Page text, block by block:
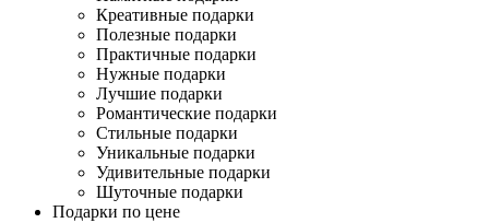
Креативные подарки
Полезные подарки
Практичные подарки
Нужные подарки
Лучшие подарки
Романтические подарки
Стильные подарки
Уникальные подарки
Удивительные подарки
Шуточные подарки
Подарки по цене